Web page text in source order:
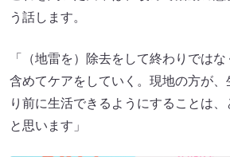
う話します。
「（地雷を）除去をして終わりでは
含めてケアをしていく。現地の方が、
り前に生活できるようにすることは
と思います」